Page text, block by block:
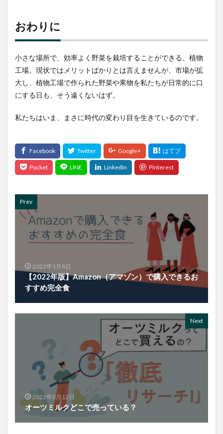
おわりに
小さな場所で、効率よく野菜を栽培することができる、植物
工場。現状ではメリットばかりとは言えませんが、市場が拡
大し、植物工場で作られた野菜や果物を私たちが日常的に口
にする日も、そう遠くないはず。
私たちはいま、まさに時代の変わり目を生きているのです。
Prev
2022年1月8日
【2022年版】Amazon（アマゾン）で購入できるお
すすめ完全食
Next
2022年2月12日
オーツミルクどこで売っている？